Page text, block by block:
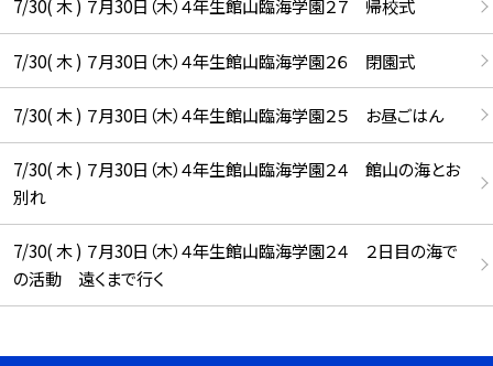
7/30( 木 ) ７月30日（木）４年生館山臨海学園２７ 帰校式
7/30( 木 ) ７月30日（木）４年生館山臨海学園２６ 閉園式
7/30( 木 ) ７月30日（木）４年生館山臨海学園２５ お昼ごはん
7/30( 木 ) ７月30日（木）４年生館山臨海学園２４ 館山の海とお
別れ
7/30( 木 ) ７月30日（木）４年生館山臨海学園２４ ２日目の海で
の活動 遠くまで行く